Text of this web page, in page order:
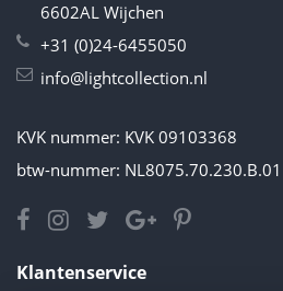
6602AL Wijchen
+31 (0)24-6455050
info@lightcollection.nl
KVK nummer: KVK 09103368
btw-nummer: NL8075.70.230.B.01
Klantenservice